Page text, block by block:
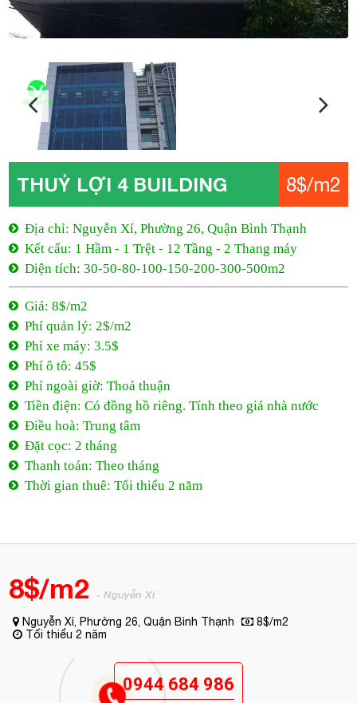
THUỶ LỢI 4 BUILDING 8$/m2
Địa chỉ: Nguyễn Xí, Phường 26, Quận Bình Thạnh
Kết cấu: 1 Hầm - 1 Trệt - 12 Tầng - 2 Thang máy
Diện tích: 30-50-80-100-150-200-300-500m2
Giá: 8$/m2
Phí quản lý: 2$/m2
Phí xe máy: 3.5$
Phí ô tô: 45$
Phí ngoài giờ: Thoả thuận
Tiền điện: Có đồng hồ riêng. Tính theo giá nhà nước
Điều hoà: Trung tâm
Đặt cọc: 2 tháng
Thanh toán: Theo tháng
Thời gian thuê: Tối thiểu 2 năm
8$/m2 - Nguyễn Xí
Nguyễn Xí, Phường 26, Quận Bình Thạnh
8$/m2
Tối thiểu 2 năm
0944 684 986